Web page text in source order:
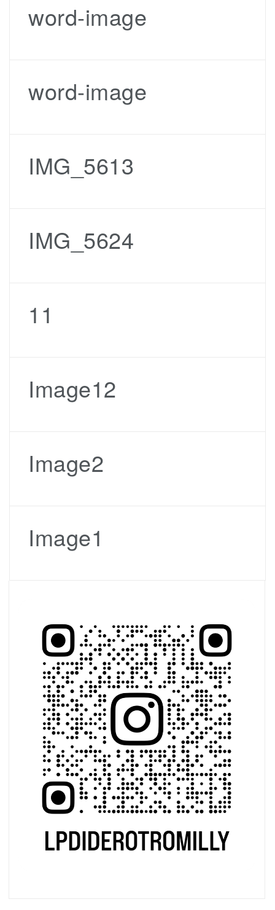
word-image
word-image
IMG_5613
IMG_5624
11
Image12
Image2
Image1